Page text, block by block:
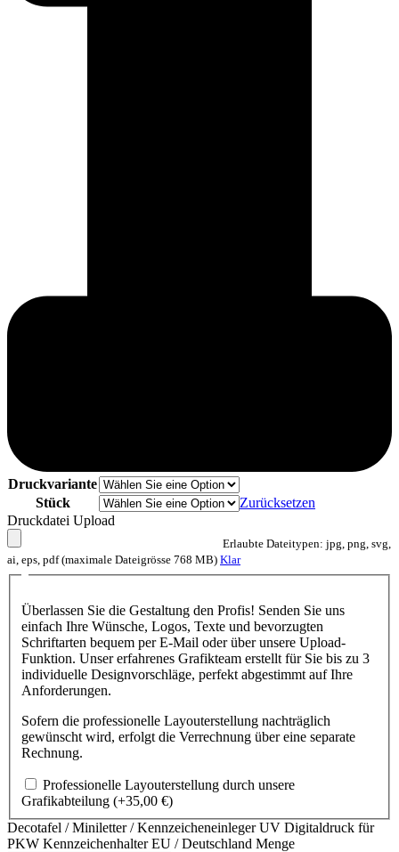
Druckvariante
Stück
Zurücksetzen
Druckdatei Upload
Erlaubte Dateitypen: jpg, png, svg,
ai, eps, pdf (maximale Dateigrösse 768 MB) Klar
Überlassen Sie die Gestaltung den Profis! Senden Sie uns
einfach Ihre Wünsche, Logos, Texte und bevorzugten
Schriftarten bequem per E-Mail oder über unsere Upload-
Funktion. Unser erfahrenes Grafikteam erstellt für Sie bis zu 3
individuelle Designvorschläge, perfekt abgestimmt auf Ihre
Anforderungen.
Sofern die professionelle Layouterstellung nachträglich
gewünscht wird, erfolgt die Verrechnung über eine separate
Rechnung.
Professionelle Layouterstellung durch unsere
Grafikabteilung (+35,00 €)
Decotafel / Miniletter / Kennzeicheneinleger UV Digitaldruck für
PKW Kennzeichenhalter EU / Deutschland Menge